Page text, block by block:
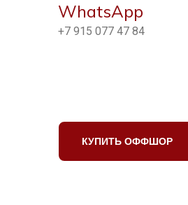
WhatsApp
+7 915 077 47 84
КУПИТЬ ОФФШОР